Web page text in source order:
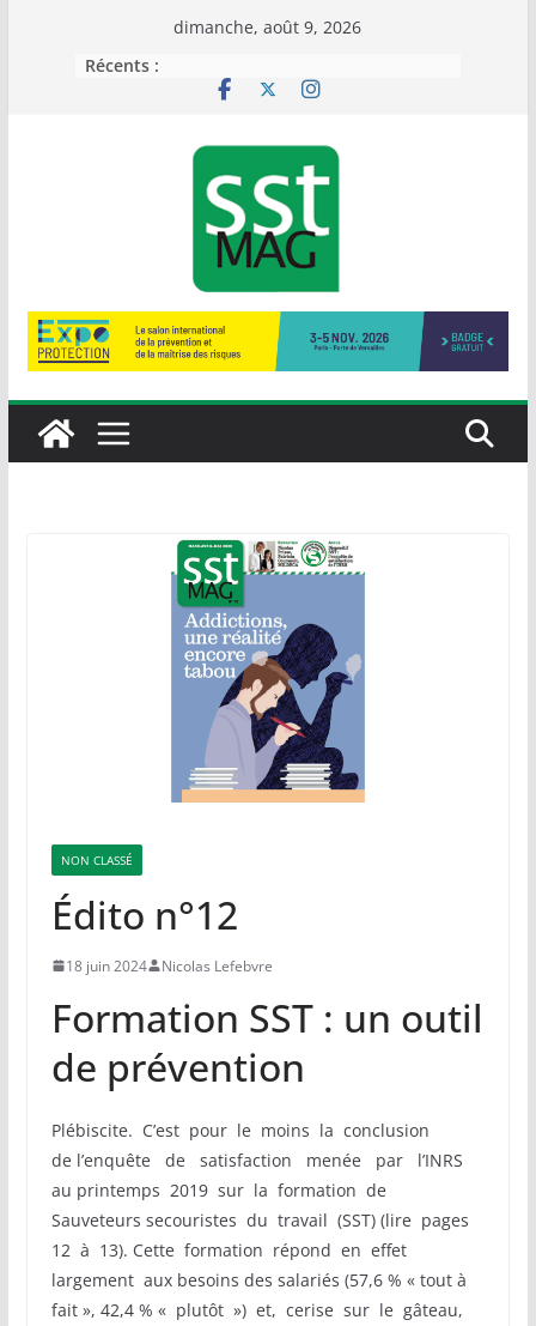
dimanche, août 9, 2026
Récents :
NON CLASSÉ
Édito n°12
18 juin 2024 Nicolas Lefebvre
Formation SST : un outil
de prévention
Plébiscite. C’est pour le moins la conclusion
de l’enquête de satisfaction menée par l’INRS
au printemps 2019 sur la formation de
Sauveteurs secouristes du travail (SST) (lire pages
12 à 13). Cette formation répond en effet
largement aux besoins des salariés (57,6 % « tout à
fait », 42,4 % « plutôt ») et, cerise sur le gâteau,